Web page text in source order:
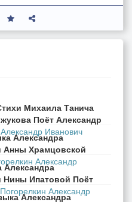
Михаила Танича
Поёт Александр
Иванович
Александра
Анны Храмцовской
Александр
Нины Ипатовой Поёт
Погорелкин Александр
Александра